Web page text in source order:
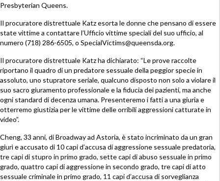
Presbyterian Queens.
Il procuratore distrettuale Katz esorta le donne che pensano di essere
state vittime a contattare l’Ufficio vittime speciali del suo ufficio, al
numero (718) 286-6505, o SpecialVictims@queensda.org.
Il procuratore distrettuale Katz ha dichiarato: “Le prove raccolte
riportano il quadro di un predatore sessuale della peggior specie in
assoluto, uno stupratore seriale, qualcuno disposto non solo a violare il
suo sacro giuramento professionale e la fiducia dei pazienti, ma anche
ogni standard di decenza umana. Presenteremo i fatti a una giuria e
otterremo giustizia per le vittime delle orribili aggressioni catturate in
video”.
Cheng, 33 anni, di Broadway ad Astoria, è stato incriminato da un gran
giurì e accusato di 10 capi d’accusa di aggressione sessuale predatoria,
tre capi di stupro in primo grado, sette capi di abuso sessuale in primo
grado, quattro capi di aggressione in secondo grado, tre capi di atto
sessuale criminale in primo grado, 11 capi d’accusa di sorveglianza